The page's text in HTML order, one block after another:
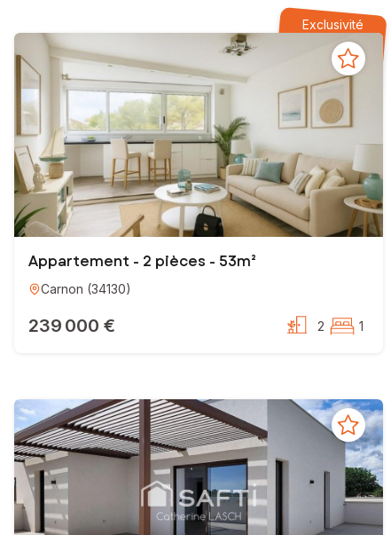
Alors accordez-moi votre confiance et rencontrons-nous !
Catherine LASCH
Conseillère en immobilier
EI - Agent commercial - 934 176 512 RSAC MONTPELLIER
Exclusivité
Appartement - 2 pièces - 53m²
Carnon (34130)
239 000 € 2 1